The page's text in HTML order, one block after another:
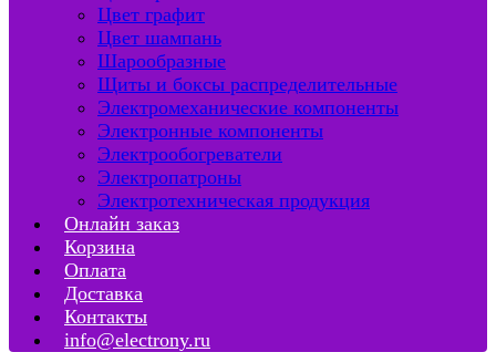
Цвет графит
Цвет шампань
Шарообразные
Щиты и боксы распределительные
Электромеханические компоненты
Электронные компоненты
Электрообогреватели
Электропатроны
Электротехническая продукция
Онлайн заказ
Корзина
Оплата
Доставка
Контакты
info@electrony.ru